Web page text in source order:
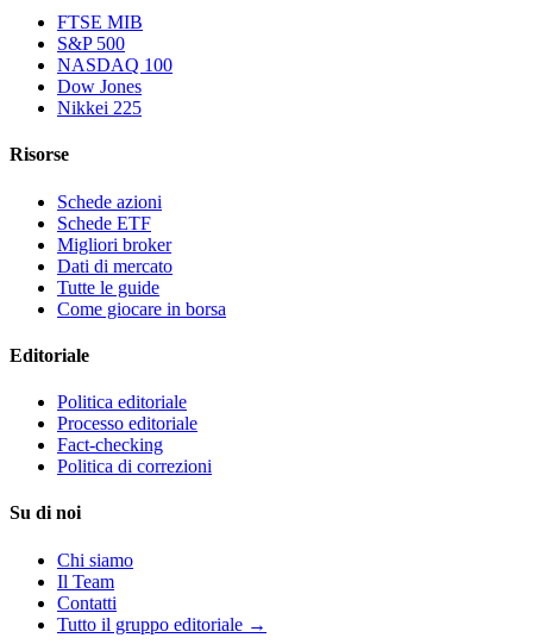
FTSE MIB
S&P 500
NASDAQ 100
Dow Jones
Nikkei 225
Risorse
Schede azioni
Schede ETF
Migliori broker
Dati di mercato
Tutte le guide
Come giocare in borsa
Editoriale
Politica editoriale
Processo editoriale
Fact-checking
Politica di correzioni
Su di noi
Chi siamo
Il Team
Contatti
Tutto il gruppo editoriale →